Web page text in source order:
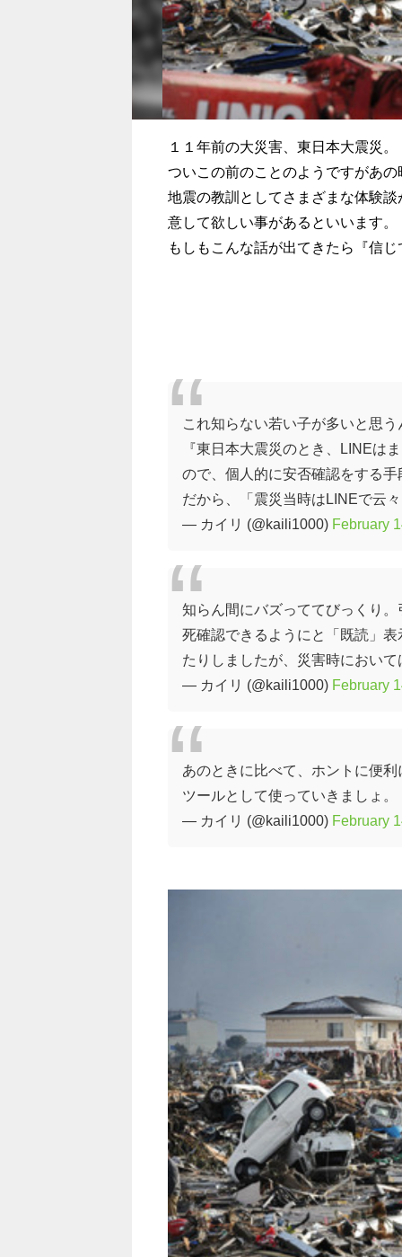
１１年前の大災害、東日本大震災。
ついこの前のことのようですがあ
地震の教訓としてさまざまな体験
意して欲しい事があるといいます。
もしもこんな話が出てきたら『信
これ知らない若い子が多いと思
『東日本大震災のとき、LINEは
ので、個人的に安否確認をする
だから、「震災当時はLINEで云
— カイリ (@kaili1000) February
知らん間にバズっててびっくり
死確認できるようにと「既読」
たりしましたが、災害時におい
— カイリ (@kaili1000) February
あのときに比べて、ホントに便
ツールとして使っていきましょ。
— カイリ (@kaili1000) February